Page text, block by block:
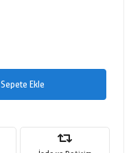
Sepete Ekle